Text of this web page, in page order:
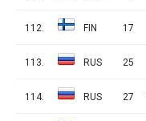
112. FIN 17
113. RUS 25
114. RUS 27